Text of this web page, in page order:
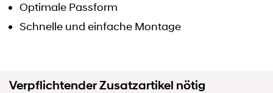
Optimale Passform
Schnelle und einfache Montage
Verpflichtender Zusatzartikel nötig